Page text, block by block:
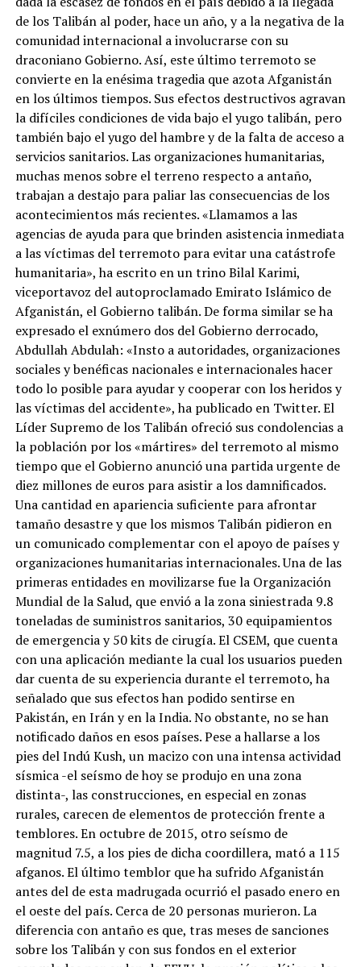
de los Talibán al poder, hace un año, y a la negativa de la
comunidad internacional a involucrarse con su
draconiano Gobierno. Así, este último terremoto se
convierte en la enésima tragedia que azota Afganistán
en los últimos tiempos. Sus efectos destructivos agravan
la difíciles condiciones de vida bajo el yugo talibán, pero
también bajo el yugo del hambre y de la falta de acceso a
servicios sanitarios. Las organizaciones humanitarias,
muchas menos sobre el terreno respecto a antaño,
trabajan a destajo para paliar las consecuencias de los
acontecimientos más recientes. «Llamamos a las
agencias de ayuda para que brinden asistencia inmediata
a las víctimas del terremoto para evitar una catástrofe
humanitaria», ha escrito en un trino Bilal Karimi,
viceportavoz del autoproclamado Emirato Islámico de
Afganistán, el Gobierno talibán. De forma similar se ha
expresado el exnúmero dos del Gobierno derrocado,
Abdullah Abdulah: «Insto a autoridades, organizaciones
sociales y benéficas nacionales e internacionales hacer
todo lo posible para ayudar y cooperar con los heridos y
las víctimas del accidente», ha publicado en Twitter. El
Líder Supremo de los Talibán ofreció sus condolencias a
la población por los «mártires» del terremoto al mismo
tiempo que el Gobierno anunció una partida urgente de
diez millones de euros para asistir a los damnificados.
Una cantidad en apariencia suficiente para afrontar
tamaño desastre y que los mismos Talibán pidieron en
un comunicado complementar con el apoyo de países y
organizaciones humanitarias internacionales. Una de las
primeras entidades en movilizarse fue la Organización
Mundial de la Salud, que envió a la zona siniestrada 9.8
toneladas de suministros sanitarios, 30 equipamientos
de emergencia y 50 kits de cirugía. El CSEM, que cuenta
con una aplicación mediante la cual los usuarios pueden
dar cuenta de su experiencia durante el terremoto, ha
señalado que sus efectos han podido sentirse en
Pakistán, en Irán y en la India. No obstante, no se han
notificado daños en esos países. Pese a hallarse a los
pies del Indú Kush, un macizo con una intensa actividad
sísmica -el seísmo de hoy se produjo en una zona
distinta-, las construcciones, en especial en zonas
rurales, carecen de elementos de protección frente a
temblores. En octubre de 2015, otro seísmo de
magnitud 7.5, a los pies de dicha coordillera, mató a 115
afganos. El último temblor que ha sufrido Afganistán
antes del de esta madrugada ocurrió el pasado enero en
el oeste del país. Cerca de 20 personas murieron. La
diferencia con antaño es que, tras meses de sanciones
sobre los Talibán y con sus fondos en el exterior